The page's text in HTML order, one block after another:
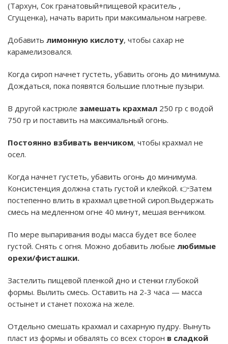
(Тархун, Сок гранатовый+пищевой краситель ,
Сгущенка), начать варить при максимальном нагреве.
Добавить лимонную кислоту, чтобы сахар не
карамелизовался.
Когда сироп начнет густеть, убавить огонь до минимума.
Дождаться, пока появятся большие плотные пузыри.
В другой кастрюле замешать крахмал 250 гр с водой
750 гр и поставить на максимальный огонь.
Постоянно взбивать венчиком, чтобы крахмал не
осел.
Когда начнет густеть, убавить огонь до минимума.
Консистенция должна стать густой и клейкой. 👉Затем
постепенно влить в крахмал цветной сироп.Выдержать
смесь на медленном огне 40 минут, мешая венчиком.
По мере выпаривания воды масса будет все более
густой. Снять с огня. Можно добавить любые любимые
орехи/фисташки.
Застелить пищевой пленкой дно и стенки глубокой
формы. Вылить смесь. Оставить на 2-3 часа — масса
остынет и станет похожа на желе.
Отдельно смешать крахмал и сахарную пудру. Вынуть
пласт из формы и обвалять со всех сторон в сладкой